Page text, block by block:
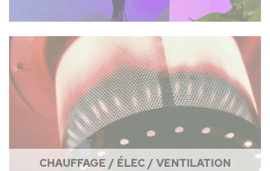
CHAUFFAGE / ÉLEC / VENTILATION